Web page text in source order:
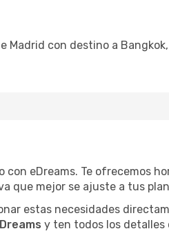
Madrid con destino a
con eDreams. Te ofrecemos
que mejor se ajuste a tus
estas necesidades
y ten todos los